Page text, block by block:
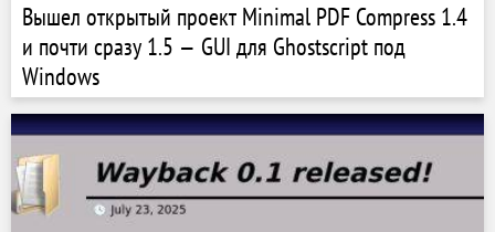
Вышел открытый проект Minimal PDF Compress 1.4
и почти сразу 1.5 — GUI для Ghostscript под
Windows